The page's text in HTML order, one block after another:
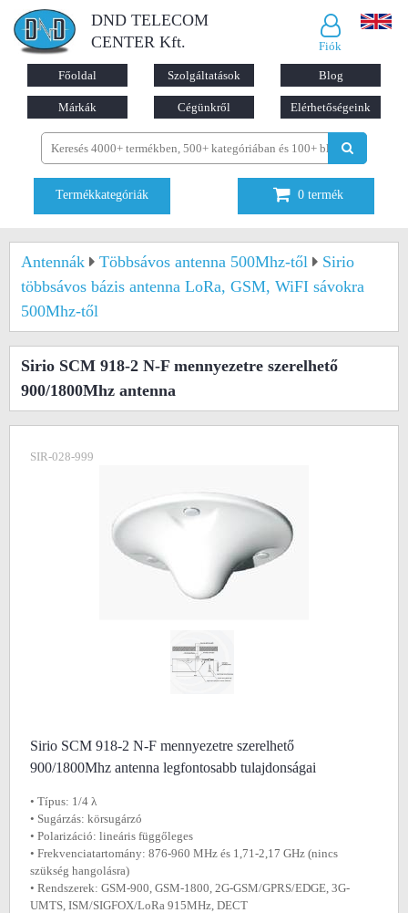
DND TELECOM
CENTER Kft.
Fiók
Főoldal Szolgáltatások Blog
Márkák Cégünkről Elérhetőségeink
Termékkategóriák 0 termék
Antennák Többsávos antenna 500Mhz-től
Sirio
többsávos bázis antenna LoRa, GSM, WiFI sávokra
500Mhz-től
Sirio SCM 918-2 N-F mennyezetre szerelhető
900/1800Mhz antenna
SIR-028-999
Sirio SCM 918-2 N-F mennyezetre szerelhető
900/1800Mhz antenna legfontosabb tulajdonságai
• Típus: 1/4 λ
• Sugárzás: körsugárzó
• Polarizáció: lineáris függőleges
• Frekvenciatartomány: 876-960 MHz és 1,71-2,17 GHz (nincs
szükség hangolásra)
• Rendszerek: GSM-900, GSM-1800, 2G-GSM/GPRS/EDGE, 3G-
UMTS, ISM/SIGFOX/LoRa 915MHz, DECT